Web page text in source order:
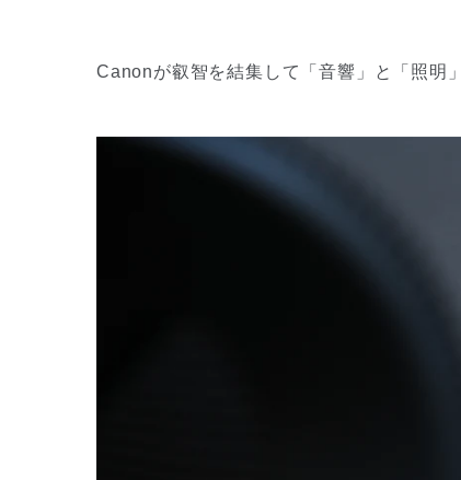
Canonが叡智を結集して「音響」と「照明